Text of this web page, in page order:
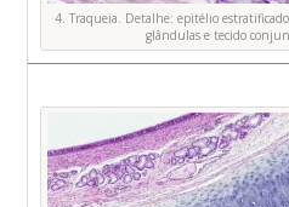
4. Traqueia. Detalhe: epitélio
glândulas e tecido